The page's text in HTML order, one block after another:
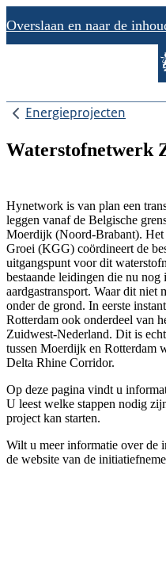
Overslaan en naar de
Energieprojecten
Waterstofnetwerk
Hynetwork is van plan een
leggen vanaf de Belgische
Moerdijk (Noord-Brabant). Het
Groei (KGG) coördineert de
uitgangspunt voor dit
bestaande leidingen die nu
aardgastransport. Waar dit
onder de grond. In eerste
Rotterdam ook onderdeel van
Zuidwest-Nederland. Dit is
tussen Moerdijk en Rotterdam
Delta Rhine Corridor.
Op deze pagina vindt u
U leest welke stappen nodig
project kan starten.
Wilt u meer informatie over de
de website van de